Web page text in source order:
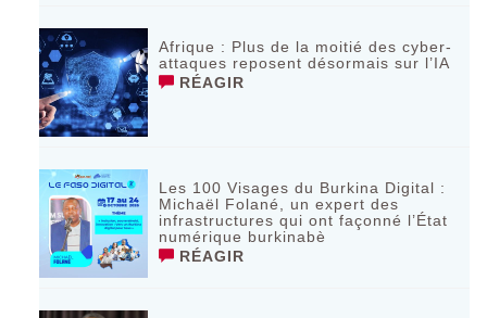
Afrique : Plus de la moitié des cyber-
attaques reposent désormais sur l’IA
RÉAGIR
Les 100 Visages du Burkina Digital :
Michaël Folané, un expert des
infrastructures qui ont façonné l’État
numérique burkinabè
RÉAGIR